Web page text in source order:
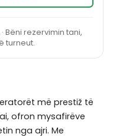
më prestiž të
ofron mysafirëve
nga ajri. Me
· Bëni rezervimin tani,
turneut.